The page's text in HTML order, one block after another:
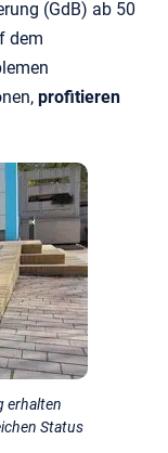
(GdB) ab 50
dem
profitieren
erhalten
Status